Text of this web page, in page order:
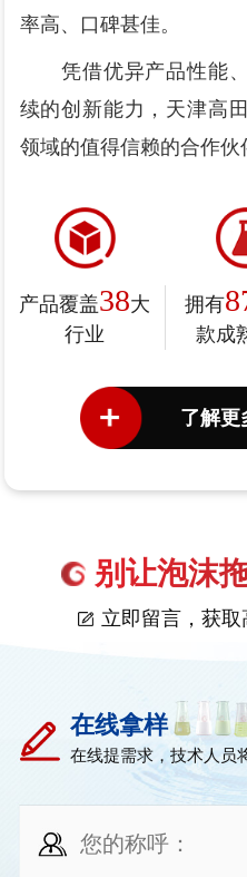
率高、口碑甚佳。
凭借优异产品性能、
续的创新能力，天津高
领域的值得信赖的合作伙
产品覆盖38大
行业
拥有
款成
了解更
别让泡沫
立即留言，获取
在线拿样
在线提需求，技术人员